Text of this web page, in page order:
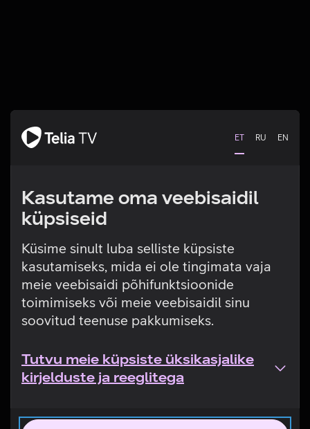
ET RU EN
Kasutame oma veebisaidil
küpsiseid
Küsime sinult luba selliste küpsiste
kasutamiseks, mida ei ole tingimata vaja
meie veebisaidi põhifunktsioonide
toimimiseks või meie veebisaidil sinu
soovitud teenuse pakkumiseks.
Tutvu meie küpsiste üksikasjalike
kirjelduste ja reeglitega
Tehniline viga